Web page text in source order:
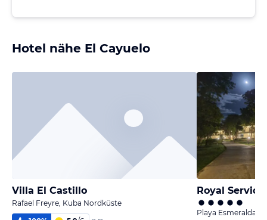
Hotel nähe El Cayuelo
Villa El Castillo
Rafael Freyre, Kuba Nordküste
Playa Esmeralda,